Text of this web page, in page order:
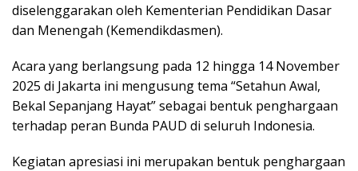
diselenggarakan oleh Kementerian Pendidikan Dasar
dan Menengah (Kemendikdasmen).
Acara yang berlangsung pada 12 hingga 14 November
2025 di Jakarta ini mengusung tema “Setahun Awal,
Bekal Sepanjang Hayat” sebagai bentuk penghargaan
terhadap peran Bunda PAUD di seluruh Indonesia.
Kegiatan apresiasi ini merupakan bentuk penghargaan